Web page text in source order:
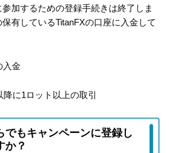
加するための登録手続きは終了しま
有しているTitanFXの口座に入金して
入金
に1ロット以上の取引
でもキャンペーンに登録し
か？